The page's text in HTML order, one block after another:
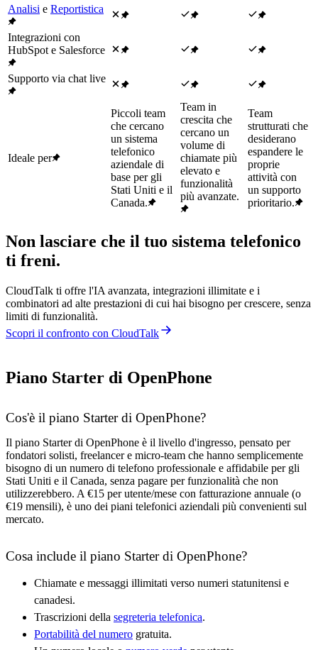
Analisi e Reportistica
Integrazioni con
HubSpot e Salesforce
Supporto via chat live
Ideale per
Piccoli team
che cercano
un sistema
telefonico
aziendale di
base per gli
Stati Uniti e il
Canada.
Team in
crescita che
cercano un
volume di
chiamate più
elevato e
funzionalità
più avanzate.
Team
strutturati che
desiderano
espandere le
proprie
attività con
un supporto
prioritario.
Non lasciare che il tuo sistema telefonico
ti freni.
CloudTalk ti offre l'IA avanzata, integrazioni illimitate e i
combinatori ad alte prestazioni di cui hai bisogno per crescere, senza
limiti di funzionalità.
Scopri il confronto con CloudTalk
Piano Starter di OpenPhone
Cos'è il piano Starter di OpenPhone?
Il piano Starter di OpenPhone è il livello d'ingresso, pensato per
fondatori solisti, freelancer e micro-team che hanno semplicemente
bisogno di un numero di telefono professionale e affidabile per gli
Stati Uniti e il Canada, senza pagare per funzionalità che non
utilizzerebbero. A €15 per utente/mese con fatturazione annuale (o
€19 mensili), è uno dei piani telefonici aziendali più convenienti sul
mercato.
Cosa include il piano Starter di OpenPhone?
Chiamate e messaggi illimitati verso numeri statunitensi e
canadesi.
Trascrizioni della segreteria telefonica.
Portabilità del numero gratuita.